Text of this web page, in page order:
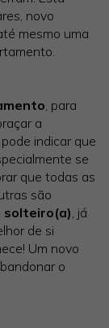
novo
mesmo uma
, para
a
indicar que
se
que todas as
são
solteiro(a) , já
de si
Um novo
o